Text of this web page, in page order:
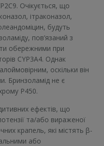
Очікується, що
ітраконазол,
будуть
пов’язаний з
обережними при
CYP3A4. Однак
оскільки він
Бринзоламід не є
Р450.
ефектів, що
та/або вираженої
крапель, які містять β-
або